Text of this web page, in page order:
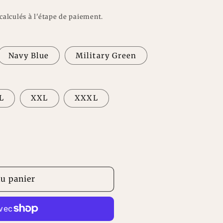
n
calculés à l'étape de paiement.
Navy Blue Military Green
XXL XXXL
panier